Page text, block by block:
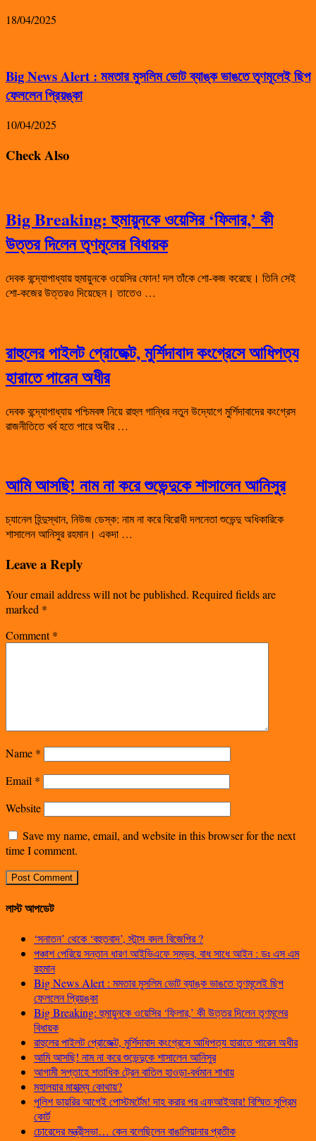
18/04/2025
Big News Alert : মমতার মুসলিম ভোট ব্যাঙ্ক ভাঙতে তৃণমূলেই ছিপ
ফেললেন প্রিয়ঙ্কা
10/04/2025
Check Also
Big Breaking: হুমায়ুনকে ওয়েসির ‘ফিলার,’ কী
উত্তর দিলেন তৃণমূলের বিধায়ক
দেবক বন্দ্যোপাধ্যায় হুমায়ুনকে ওয়েসির ফোন! দল তাঁকে শো-কজ করেছে। তিনি সেই
শো-কজের উত্তরও দিয়েছেন। তাতেও …
রাহুলের পাইলট প্রোজেক্ট, মুর্শিদাবাদ কংগ্রেসে আধিপত্য
হারাতে পারেন অধীর
দেবক বন্দ্যোপাধ্যায় পশ্চিমবঙ্গ নিয়ে রাহুল গান্ধির নতুন উদ্যোগে মুর্শিদাবাদের কংগ্রেস
রাজনীতিতে খর্ব হতে পারে অধীর …
আমি আসছি! নাম না করে শুভেন্দুকে শাসালেন আনিসুর
চ্যানেল হিন্দুস্থান, নিউজ ডেস্ক: নাম না করে বিরোধী দলনেতা শুভেন্দু অধিকারিকে
শাসালেন আনিসুর রহমান। একদা …
Leave a Reply
Your email address will not be published. Required fields are
marked *
Comment*
Name *
Email *
Website
Save my name, email, and website in this browser for the next
time I comment.
লাস্ট আপডেট
‘সনাতন’ থেকে ‘বহুতবাদ’, স্টান্স বদল বিজেপির ?
পঞ্চাশ পেরিয়ে সন্তান ধারণ আইভিএফে সম্ভব, বাধ সাধে আইন : ডঃ এস এম
রহমান
Big News Alert : মমতার মুসলিম ভোট ব্যাঙ্ক ভাঙতে তৃণমূলেই ছিপ
ফেললেন প্রিয়ঙ্কা
Big Breaking: হুমায়ুনকে ওয়েসির ‘ফিলার,’ কী উত্তর দিলেন তৃণমূলের
বিধায়ক
রাহুলের পাইলট প্রোজেক্ট, মুর্শিদাবাদ কংগ্রেসে আধিপত্য হারাতে পারেন অধীর
আমি আসছি! নাম না করে শুভেন্দুকে শাসালেন আনিসুর
আগামী সপ্তাহে শতাধিক ট্রেন বাতিল হাওড়া-বর্ধমান শাখায়
মহালয়ার মাহাত্ম্য কোথায়?
পুলিশ ডায়রির আগেই পোস্টমর্টেম! দাহ করার পর এফআইআর! বিস্মিত সুপ্রিম
কোর্ট
চোরেদের মন্ত্রীসভা… কেন বলেছিলেন বাঙালিয়ানার প্রতীক